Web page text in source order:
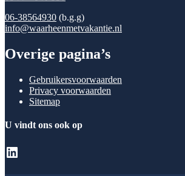
06-38564930 (b.g.g)
info@waarheenmetvakantie.nl
Overige pagina’s
Gebruikersvoorwaarden
Privacy voorwaarden
Sitemap
U vindt ons ook op
LinkedIn